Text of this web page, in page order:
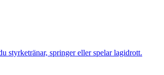
styrketränar, springer eller spelar lagidrott.